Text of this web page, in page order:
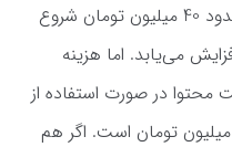
هزینه طراحی سایت اختصاصی از حدود 40 میلیون تومان شروع
می‌یابد. اما هزینه
در صورت استفاده از
قالب‌های آماده چیزی حدود 2 تا 4 میلیون تومان است. اگر هم